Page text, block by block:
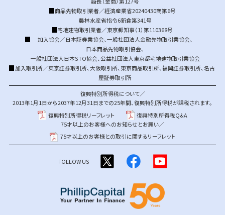
商品先物取引業者／経済産業省20240430商第6号
農林水産省指令6新食第341号
宅地建物取引業者／東京都知事（1）第110368号
加入協会／日本証券業協会、 一般社団法人金融先物取引業協会、
日本商品先物取引協会、
一般社団法人日本STO協会、 公益社団法人東京都宅地建物取引業協会
加入取引所／東京証券取引所、大阪取引所、 東京商品取引所、福岡証券取引所、名古
屋証券取引所
復興特別所得税について／
2013年1月1日から2037年12月31日までの25年間、復興特別所得税が課税されます。
復興特別所得税リーフレット
復興特別所得税Q&A
75才以上のお客様へのお知らせとお願い／
75才以上のお客様との取引に関するリーフレット
FOLLOW US